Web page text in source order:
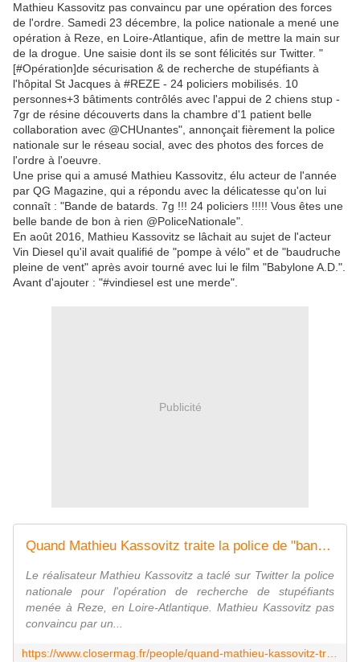
Mathieu Kassovitz pas convaincu par une opération des forces
de l'ordre. Samedi 23 décembre, la police nationale a mené une
opération à Reze, en Loire-Atlantique, afin de mettre la main sur
de la drogue. Une saisie dont ils se sont félicités sur Twitter. "
[#Opération]de sécurisation & de recherche de stupéfiants à
l'hôpital St Jacques à #REZE - 24 policiers mobilisés. 10
personnes+3 bâtiments contrôlés avec l'appui de 2 chiens stup -
7gr de résine découverts dans la chambre d'1 patient belle
collaboration avec @CHUnantes", annonçait fièrement la police
nationale sur le réseau social, avec des photos des forces de
l'ordre à l'oeuvre.
Une prise qui a amusé Mathieu Kassovitz, élu acteur de l'année
par QG Magazine, qui a répondu avec la délicatesse qu'on lui
connaît : "Bande de batards. 7g !!! 24 policiers !!!!! Vous êtes une
belle bande de bon à rien @PoliceNationale".
En août 2016, Mathieu Kassovitz se lâchait au sujet de l'acteur
Vin Diesel qu'il avait qualifié de "pompe à vélo" et de "baudruche
pleine de vent" après avoir tourné avec lui le film "Babylone A.D.".
Avant d'ajouter : "#vindiesel est une merde".
Publicité
Quand Mathieu Kassovitz traite la police de "bande de batards bons à rien"
Le réalisateur Mathieu Kassovitz a taclé sur Twitter la police
nationale pour l'opération de recherche de stupéfiants
menée à Reze, en Loire-Atlantique. Mathieu Kassovitz pas
convaincu par un...